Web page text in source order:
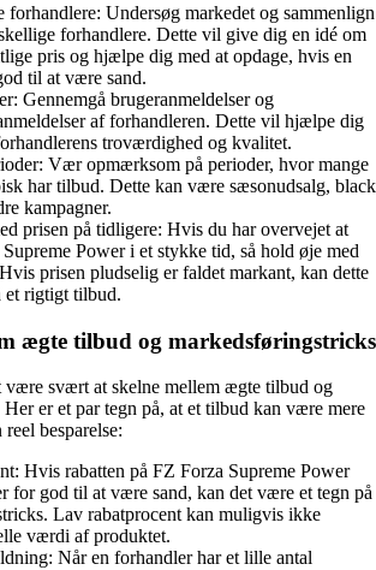
Undersøg markedet og sammenlign
forhandlere. Dette vil give dig en idé om
pris og hjælpe dig med at opdage, hvis en
til at være sand.
Gennemgå brugeranmeldelser og
af forhandleren. Dette vil hjælpe dig
troværdighed og kvalitet.
Vær opmærksom på perioder, hvor mange
har tilbud. Dette kan være sæsonudsalg, black
kampagner.
prisen på tidligere: Hvis du har overvejet at
Power i et stykke tid, så hold øje med
prisen pludselig er faldet markant, kan dette
et rigtigt tilbud.
ægte tilbud og markedsføringstricks
være svært at skelne mellem ægte tilbud og
er et par tegn på, at et tilbud kan være mere
besparelse:
Hvis rabatten på FZ Forza Supreme Power
for god til at være sand, kan det være et tegn på
Lav rabatprocent kan muligvis ikke
værdi af produktet.
Når en forhandler har et lille antal